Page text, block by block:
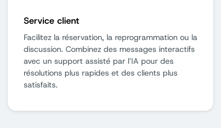
Service client
Facilitez la réservation, la reprogrammation ou la
discussion. Combinez des messages interactifs
avec un support assisté par l’IA pour des
résolutions plus rapides et des clients plus
satisfaits.